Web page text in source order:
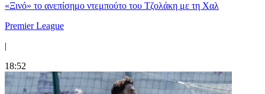
«Ξινό» το ανεπίσημο ντεμπούτο του Τζολάκη με τη Χαλ
Premier League
|
18:52